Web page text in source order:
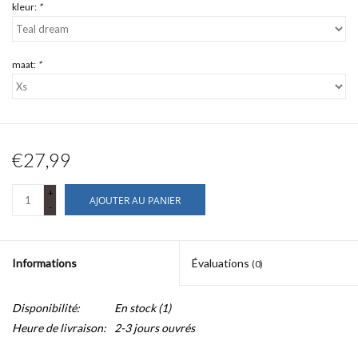
kleur: *
maat: *
€27,99
+
-
AJOUTER AU PANIER
Informations Évaluations (0)
Disponibilité: En stock(1)
Heure de livraison: 2-3 jours ouvrés